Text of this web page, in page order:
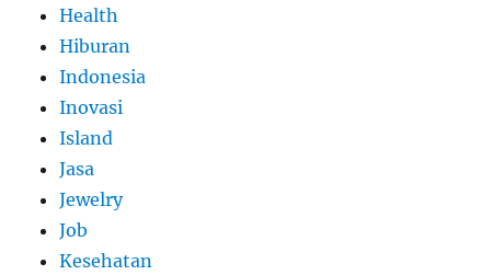
Health
Hiburan
Indonesia
Inovasi
Island
Jasa
Jewelry
Job
Kesehatan